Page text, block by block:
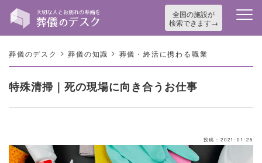
全国の施設が
検索できます
葬儀のデスク >葬儀の知識 > 葬儀・終活に携わる職業
特殊清掃｜死の現場に向き合うお仕事
投稿：2021-01-25